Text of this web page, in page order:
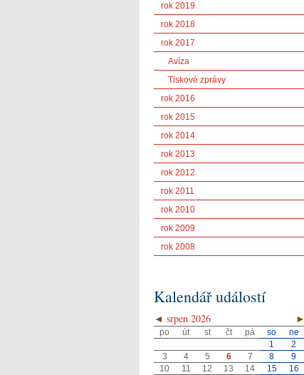
rok 2019
rok 2018
rok 2017
Avíza
Tiskové zprávy
rok 2016
rok 2015
rok 2014
rok 2013
rok 2012
rok 2011
rok 2010
rok 2009
rok 2008
Kalendář událostí
◄ ►
srpen 2026
po út st čt pá so
ne
1
2
3
4 5 6 7 8
9
10
11 12 13 14 15
16